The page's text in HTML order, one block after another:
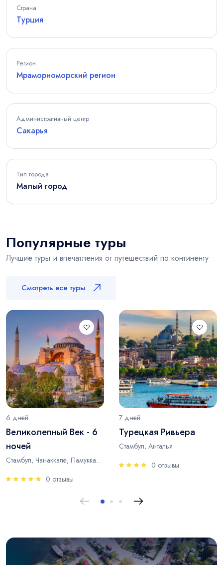
Страна
Турция
Регион
Мраморноморский регион
Административный центр
Сакарья
Тип города
Малый город
Популярные туры
Лучшие туры и впечатления от путешествий по континенту
Смотреть все туры
6 дней
Великолепный Век - 6
ночей
Стамбул, Чанаккале, Памуккале, Анталья
0 отзывы
7 дней
Турецкая Ривьера
Стамбул, Анталья
0 отзывы